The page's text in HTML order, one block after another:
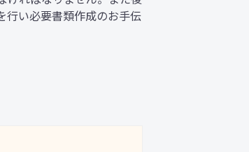
行い必要書類作成のお手伝